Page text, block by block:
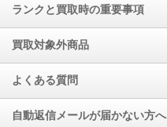
ランクと買取時の重要事項
買取対象外商品
よくある質問
自動返信メールが届かない方へ